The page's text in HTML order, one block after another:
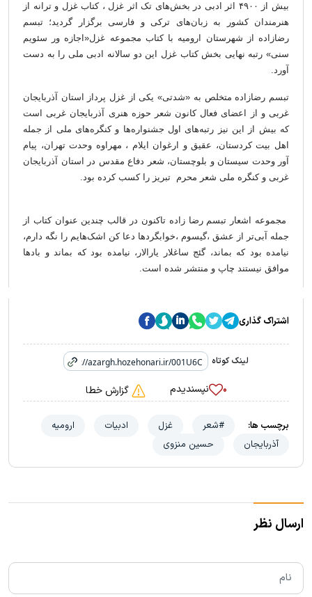
بیش از ۴۹۰۰ اثر ادبی در بخش‌های تک اثر غزل ، کتاب غزل و ترانه از
هنرمندان کشور به زبان‌های ترکی و فارسی برگزار گردید؛ تبسم
رضازاده از شهرستان ارومیه با کتاب مجموعه غزل«اجازه ور سئویم
سنی» رتبه نهایی بخش کتاب غزل این دو سالانه ادبی ملی را به دست
آورد.
تبسم رضازاده متخلص به «شدتی» یکی از غزل پرداز استان آذربایجان
غربی و از اعضای فعال کانون شعر حوزه هنری آذربایجان غربی است
که بیش از این نیز رتبه‌های اول جشنواره‌ها و کنگره‌های ملی از جمله
اهل بیت کردستان، عقیق و ارغوان ایلام ، مهراوه وحدت تهران، پیام
آور وحدت سیستان و بلوچستان، شعر دفاع مقدس در استان آذربایجان
غربی و کنگره ملی شعر محرم تبریز را کسب کرده بود.
مجموعه اشعار تبسم رضا زاده تاکنون در قالب چندین عنوان کتاب از
جمله آبی‌تر از عشق ،گیسوم ،خوابگردها دعا کن اشک‌هایم را نگه دارم،
نیامده بود که بماند، گئج ساغلار یارالار، نیامده بود که بماند و بادها
موافق نیستند چاپ و منتشر شده است.
اشتراک گذاری
لینک کوتاه
۰ نپسندیدم گزارش خطا
برچسب ها: #شعر غزل ادبیات
ارومیه
آذربایجان
حسین منزوی
ارسال نظر